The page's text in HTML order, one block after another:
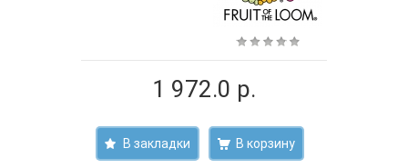
1 972.0 р.
В закладки